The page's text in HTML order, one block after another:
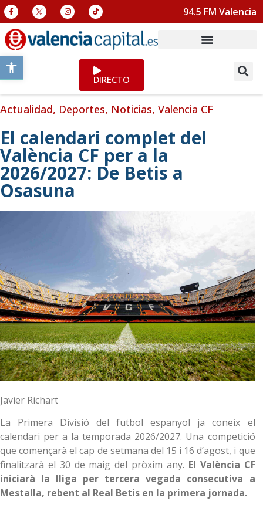
Abrir barra de herramientas
94.5 FM Valencia
DIRECTO
Actualidad, Deportes, Noticias, Valencia CF
El calendari complet del
València CF per a la
2026/2027: De Betis a
Osasuna
Javier Richart
La Primera Divisió del futbol espanyol ja coneix el
calendari per a la temporada 2026/2027. Una competició
que començarà el cap de setmana del 15 i 16 d’agost, i que
finalitzarà el 30 de maig del pròxim any. El València CF
iniciarà la lliga per tercera vegada consecutiva a
Mestalla, rebent al Real Betis en la primera jornada.